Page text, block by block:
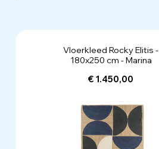
Vloerkleed Rocky Elitis -
180x250 cm - Marina
€ 1.450,00